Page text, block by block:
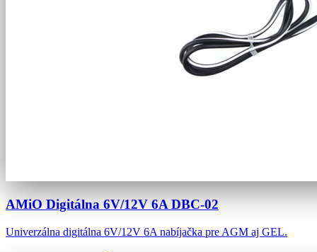
AMiO Digitálna 6V/12V 6A DBC-02
Univerzálna digitálna 6V/12V 6A nabíjačka pre AGM aj GEL.